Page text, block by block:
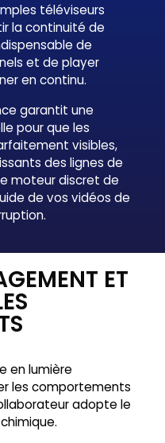
téléviseurs
la continuité de
de
et de player
en continu.
garantit une
pour que les
visibles,
des lignes de
moteur discret de
de vos vidéos de
ET
en lumière
les comportements
adopte le